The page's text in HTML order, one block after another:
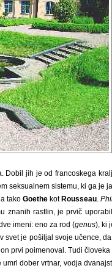
jih je od francoskega
seksualnem sistemu, ki ga je
tako Goethe kotRousseau.
znanih rastlin, je prvič
imeni: eno za rod (genus), ki
je pošiljal svoje učence,
prvi poimenoval. Tudi človeka
dober vrtnar, vodja